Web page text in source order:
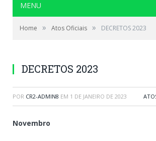
MENU
Home » Atos Oficiais » DECRETOS 2023
DECRETOS 2023
POR CR2-ADMIN8 EM 1 DE JANEIRO DE 2023
Novembro